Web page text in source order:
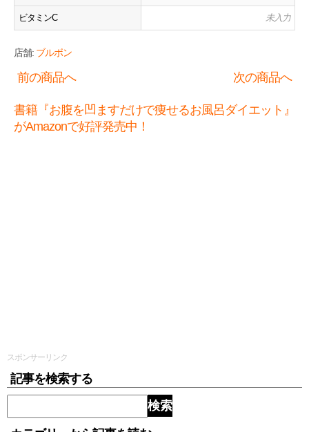
ビタミンC 未入力
店舗: ブルボン
前の商品へ 次の商品へ
書籍『お腹を凹ますだけで痩せるお風呂ダイエット』
がAmazonで好評発売中！
スポンサーリンク
記事を検索する
検索